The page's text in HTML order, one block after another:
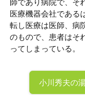
医療機器会社である
転し医療は医師、病
のもので、患者はそ
ってしまっている。
小川秀夫の